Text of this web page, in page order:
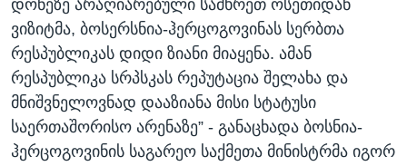
დონეზე არაღიარებული სამხრეთ ოსეთიდან
ვიზიტმა, ბოსერსნია-ჰერცოგოვინას სერბთა
რესპუბლიკას დიდი ზიანი მიაყენა. ამან
რესპუბლიკა სრპსკას რეპუტაცია შელახა და
მნიშვნელოვნად დააზიანა მისი სტატუსი
საერთაშორისო არენაზე” - განაცხადა ბოსნია-
ჰერცოგოვინის საგარეო საქმეთა მინისტრმა იგორ